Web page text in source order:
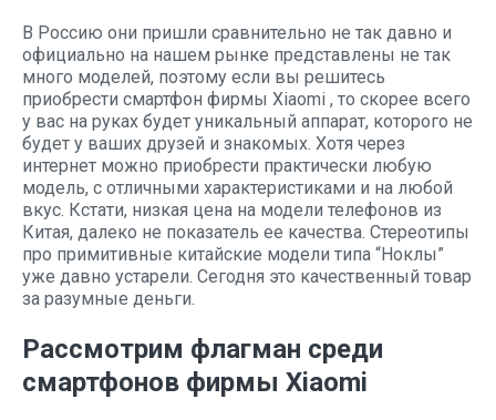
В Россию они пришли сравнительно не так давно и
официально на нашем рынке представлены не так
много моделей, поэтому если вы решитесь
приобрести смартфон фирмы Xiaomi , то скорее всего
у вас на руках будет уникальный аппарат, которого не
будет у ваших друзей и знакомых. Хотя через
интернет можно приобрести практически любую
модель, с отличными характеристиками и на любой
вкус. Кстати, низкая цена на модели телефонов из
Китая, далеко не показатель ее качества. Стереотипы
про примитивные китайские модели типа “Ноклы”
уже давно устарели. Сегодня это качественный товар
за разумные деньги.
Рассмотрим флагман среди
смартфонов фирмы Xiaomi